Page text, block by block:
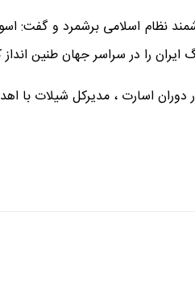
نظام اسلامی برشمرد و گفت:
را در سراسر جهان طنین انداز
دوران اسارت ، مدیرکل شیلات با